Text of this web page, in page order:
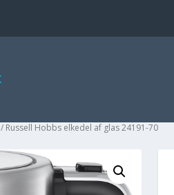
/ Russell Hobbs elkedel af glas 24191-70